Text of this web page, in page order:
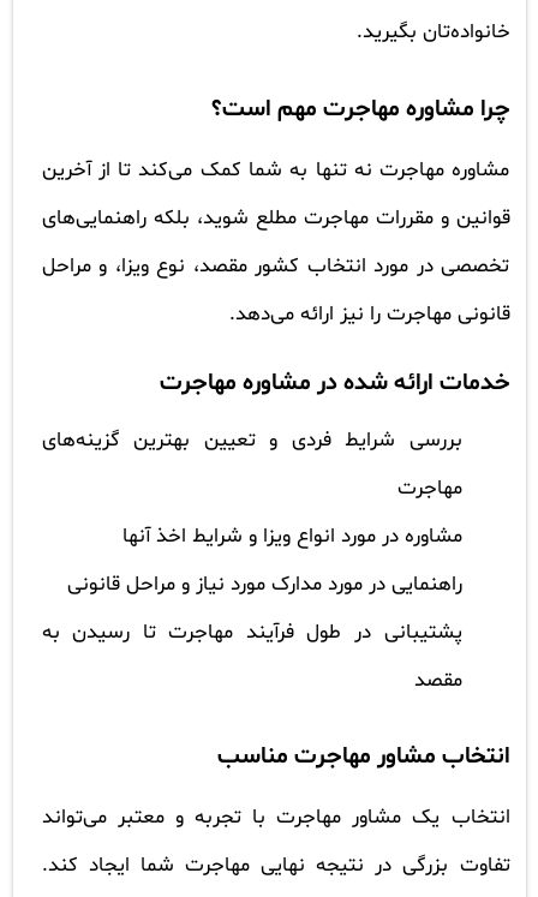
خانواده‌تان بگیرید.
چرا مشاوره مهاجرت مهم است؟
مشاوره مهاجرت نه تنها به شما کمک می‌کند تا از آخرین
قوانین و مقررات مهاجرت مطلع شوید، بلکه راهنمایی‌های
تخصصی در مورد انتخاب کشور مقصد، نوع ویزا، و مراحل
قانونی مهاجرت را نیز ارائه می‌دهد.
خدمات ارائه شده در مشاوره مهاجرت
بررسی شرایط فردی و تعیین بهترین گزینه‌های
مهاجرت
مشاوره در مورد انواع ویزا و شرایط اخذ آنها
راهنمایی در مورد مدارک مورد نیاز و مراحل قانونی
پشتیبانی در طول فرآیند مهاجرت تا رسیدن به
مقصد
انتخاب مشاور مهاجرت مناسب
انتخاب یک مشاور مهاجرت با تجربه و معتبر می‌تواند
تفاوت بزرگی در نتیجه نهایی مهاجرت شما ایجاد کند.